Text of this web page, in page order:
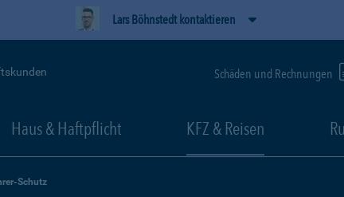
Lars Böhnstedt kontaktieren
Schäden und Rechnungen
Haus & Haftpflicht KFZ & Reisen
Schutz